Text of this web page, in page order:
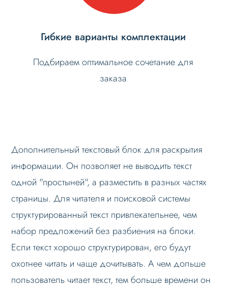
Гибкие варианты комплектации
Подбираем оптимальное сочетание для
заказа
Дополнительный текстовый блок для раскрытия
информации. Он позволяет не выводить текст
одной "простыней", а разместить в разных частях
страницы. Для читателя и поисковой системы
структурированный текст привлекательнее, чем
набор предложений без разбиения на блоки.
Если текст хорошо структурирован, его будут
охотнее читать и чаще дочитывать. А чем дольше
пользователь читает текст, тем больше времени он